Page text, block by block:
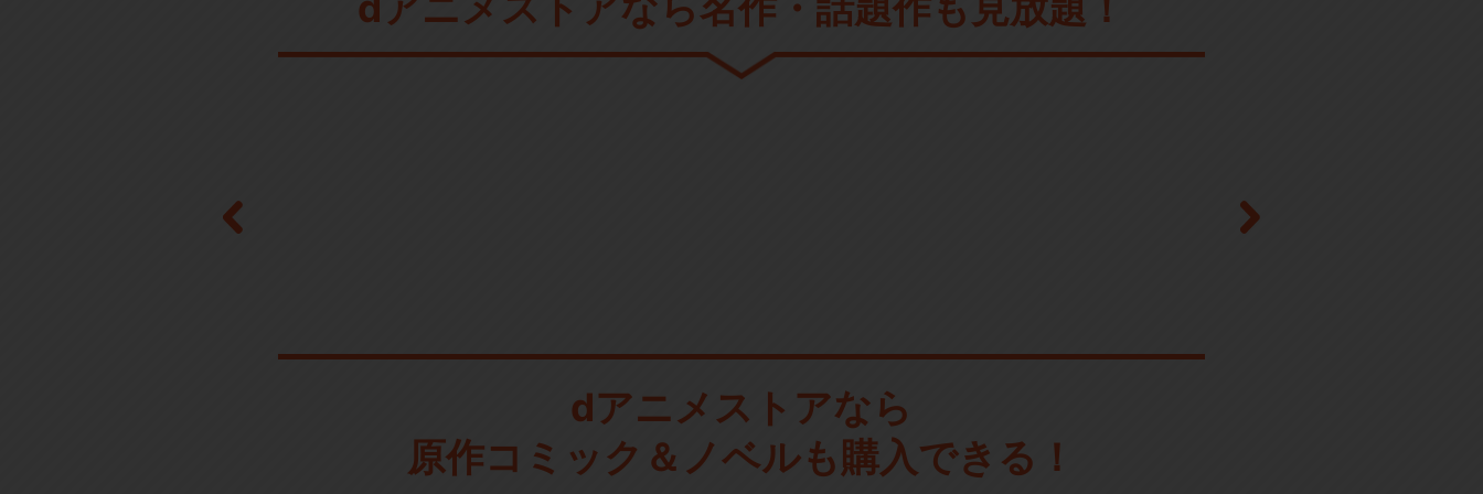
dアニメストアなら
原作コミック＆ノベルも購入できる！